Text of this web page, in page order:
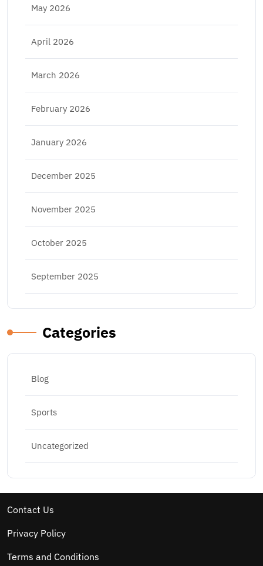
May 2026
April 2026
March 2026
February 2026
January 2026
December 2025
November 2025
October 2025
September 2025
Categories
Blog
Sports
Uncategorized
Contact Us
Privacy Policy
Terms and Conditions